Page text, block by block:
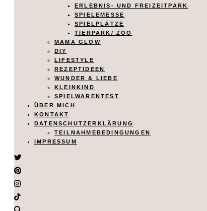
ERLEBNIS- UND FREIZEITPARK
SPIELEMESSE
SPIELPLÄTZE
TIERPARK/ ZOO
MAMA GLOW
DIY
LIFESTYLE
REZEPTIDEEN
WUNDER & LIEBE
KLEINKIND
SPIELWARENTEST
ÜBER MICH
KONTAKT
DATENSCHUTZERKLÄRUNG
TEILNAHMEBEDINGUNGEN
IMPRESSUM